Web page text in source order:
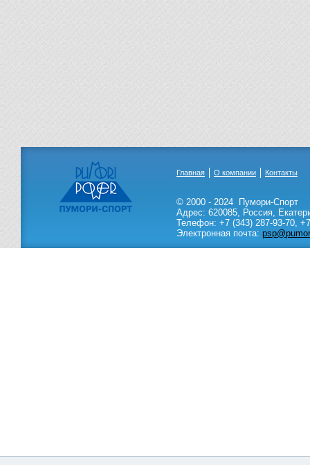
Главная О компании Контакты
© 2000 - 2024
Пумори-Спорт
Адрес: 620085, Россия,
Телефон: +7 (343) 287-93-70,
Электронная почта: